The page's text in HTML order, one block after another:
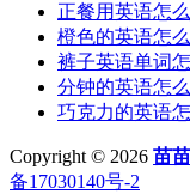
正餐用英语怎
橙色的英语怎
裤子英语单词
分钟的英语怎
巧克力的英语
Copyright © 2026 苗
备17030140号-2